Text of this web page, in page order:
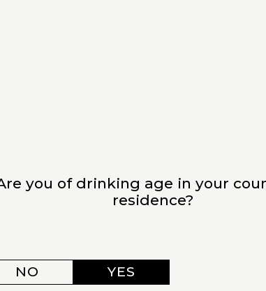
LIEU STRATÉGIQUE
au
, restaurant
Malaoui, le lieu s’impose comme un
précision, la maîtrise des cuissons et la
you of drinking age in your
residence?
NO YES